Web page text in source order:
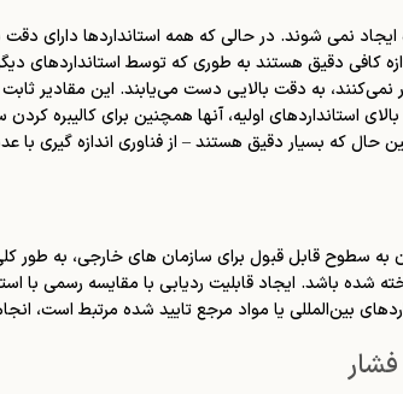
ایجاد نمی شوند. در حالی که همه استانداردها دارای
کافی دقیق هستند به طوری که توسط استانداردهای دیگر
نمی‌کنند، به دقت بالایی دست می‌یابند. این مقادیر ثابت
استانداردهای اولیه، آنها همچنین برای کالیبره
حال که بسیار دقیق هستند – از فناوری اندازه گیری
به سطوح قابل قبول برای سازمان های خارجی، به طور
بین‌المللی یا مواد مرجع تایید شده مرتبط است،
فشار